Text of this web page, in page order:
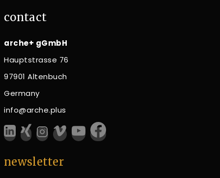
contact
arche+ gGmbH
Hauptstrasse 76
97901 Altenbuch
Germany
info@arche.plus
newsletter